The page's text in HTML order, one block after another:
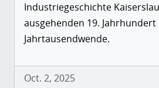
Industriegeschichte
ausgehenden 19. Jahrhundert
Jahrtausendwende.
Oct. 2, 2025